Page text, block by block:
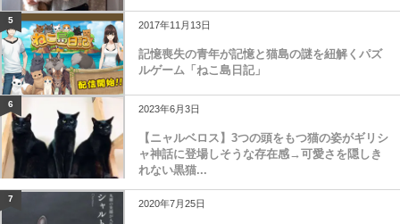
5 2017年11月13日
記憶喪失の青年が記憶と猫島の謎を紐解くパズ
ルゲーム「ねこ島日記」
6 2023年6月3日
【ニャルベロス】3つの頭をもつ猫の姿がギリシ
ャ神話に登場しそうな存在感→可愛さを隠しき
れない黒猫...
7 2020年7月25日